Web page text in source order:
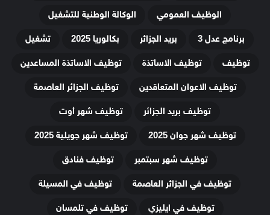
الوظيف العمومي
الوكالة الوطنية للتشغيل
برنامج عدل 3
بريد الجزائر بكالوريا 2025
تشغيل
توظيف
توظيف الاساتذة
توظيف الاساتذة المساعدين
توظيف الاعوان المتعاقدين
توظيف الجزائر العاصمة
توظيف بريد الجزائر
توظيف شهر أوت
توظيف شهر جوان 2025
توظيف شهر جويلية 2025
توظيف شهر سبتمبر
توظيف فنادق
توظيف في الجزائر العاصمة
توظيف في المسيلة
توظيف في ايليزي
توظيف في تلمسان